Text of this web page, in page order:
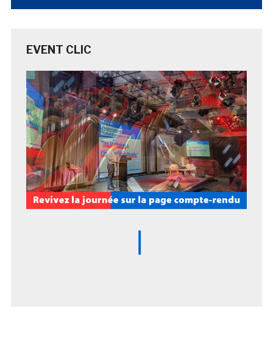
EVENT CLIC